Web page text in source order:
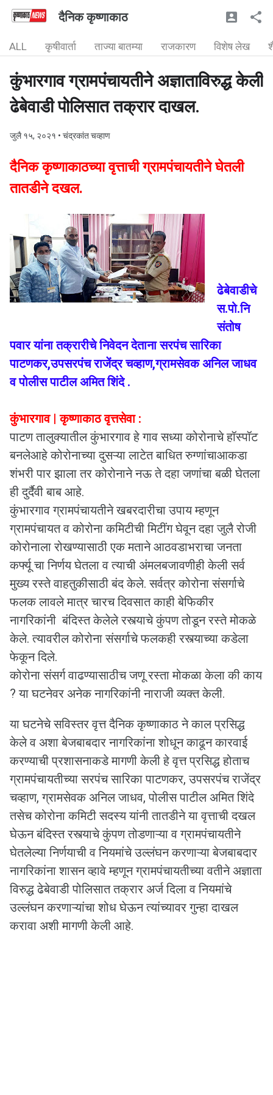
दैनिक कृष्णाकाठ
ALL कृषीवार्ता ताज्या बातम्या राजकारण विशेष लेख
कुंभारगाव ग्रामपंचायतीने अज्ञाताविरुद्ध केली
ढेबेवाडी पोलिसात तक्रार दाखल.
जुलै १५, २०२१ • चंद्रकांत चव्हाण
दैनिक कृष्णाकाठच्या वृत्ताची ग्रामपंचायतीने घेतली
तातडीने दखल.
ढेबेवाडीचे
स.पो.नि
संतोष
पवार यांना तक्रारीचे निवेदन देताना सरपंच सारिका
पाटणकर,उपसरपंच राजेंद्र चव्हाण,ग्रामसेवक अनिल जाधव
व पोलीस पाटील अमित शिंदे .
कुंभारगाव | कृष्णाकाठ वृत्तसेवा :
पाटण तालुक्यातील कुंभारगाव हे गाव सध्या कोरोनाचे हॉस्पॉट
बनलेआहे कोरोनाच्या दुसऱ्या लाटेत बाधित रुग्णांचाआकडा
शंभरी पार झाला तर कोरोनाने नऊ ते दहा जणांचा बळी घेतला
ही दुर्दैवी बाब आहे.
कुंभारगाव ग्रामपंचायतीने खबरदारीचा उपाय म्हणून
ग्रामपंचायत व कोरोना कमिटीची मिटींग घेवून दहा जुलै रोजी
कोरोनाला रोखण्यासाठी एक मताने आठवडाभराचा जनता
कर्फ्यू चा निर्णय घेतला व त्याची अंमलबजावणीही केली सर्व
मुख्य रस्ते वाहतुकीसाठी बंद केले. सर्वत्र कोरोना संसर्गाचे
फलक लावले मात्र चारच दिवसात काही बेफिकीर
नागरिकांनी बंदिस्त केलेले रस्त्याचे कुंपण तोडून रस्ते मोकळे
केले. त्यावरील कोरोना संसर्गाचे फलकही रस्त्याच्या कडेला
फेकून दिले.
कोरोना संसर्ग वाढण्यासाठीच जणू रस्ता मोकळा केला की काय
? या घटनेवर अनेक नागरिकांनी नाराजी व्यक्त केली.
या घटनेचे सविस्तर वृत्त दैनिक कृष्णाकाठ ने काल प्रसिद्ध
केले व अशा बेजबाबदार नागरिकांना शोधून काढून कारवाई
करण्याची प्रशासनाकडे मागणी केली हे वृत्त प्रसिद्ध होताच
ग्रामपंचायतीच्या सरपंच सारिका पाटणकर, उपसरपंच राजेंद्र
चव्हाण, ग्रामसेवक अनिल जाधव, पोलीस पाटील अमित शिंदे
तसेच कोरोना कमिटी सदस्य यांनी तातडीने या वृत्ताची दखल
घेऊन बंदिस्त रस्त्याचे कुंपण तोडणाऱ्या व ग्रामपंचायतीने
घेतलेल्या निर्णयाची व नियमांचे उल्लंघन करणाऱ्या बेजबाबदार
नागरिकांना शासन व्हावे म्हणून ग्रामपंचायतीच्या वतीने अज्ञाता
विरुद्ध ढेबेवाडी पोलिसात तक्रार अर्ज दिला व नियमांचे
उल्लंघन करणाऱ्यांचा शोध घेऊन त्यांच्यावर गुन्हा दाखल
करावा अशी मागणी केली आहे.